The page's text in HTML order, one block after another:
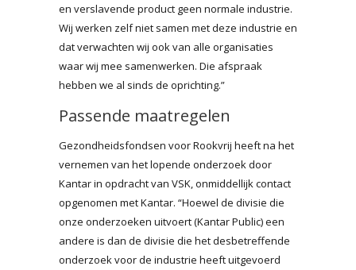
en verslavende product geen normale industrie.
Wij werken zelf niet samen met deze industrie en
dat verwachten wij ook van alle organisaties
waar wij mee samenwerken. Die afspraak
hebben we al sinds de oprichting.”
Passende maatregelen
Gezondheidsfondsen voor Rookvrij heeft na het
vernemen van het lopende onderzoek door
Kantar in opdracht van VSK, onmiddellijk contact
opgenomen met Kantar. “Hoewel de divisie die
onze onderzoeken uitvoert (Kantar Public) een
andere is dan de divisie die het desbetreffende
onderzoek voor de industrie heeft uitgevoerd